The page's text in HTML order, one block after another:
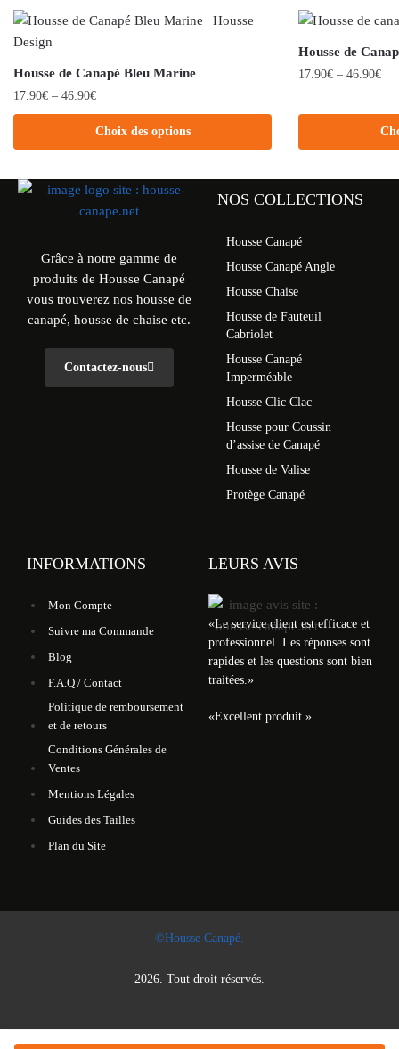
Housse de Canapé Bleu Marine
17.90€ – 46.90€
Choix des options
Housse de
17.90€ – 46.90€
Grâce à notre gamme de
produits de Housse Canapé
vous trouverez nos housse de
canapé, housse de chaise etc.
Contactez-nous
NOS COLLECTIONS
Housse Canapé
Housse Canapé Angle
Housse Chaise
Housse de Fauteuil
Cabriolet
Housse Canapé
Imperméable
Housse Clic Clac
Housse pour Coussin
d’assise de Canapé
Housse de Valise
Protège Canapé
INFORMATIONS
Mon Compte
Suivre ma Commande
Blog
F.A.Q / Contact
Politique de remboursement
et de retours
Conditions Générales de
Ventes
Mentions Légales
Guides des Tailles
Plan du Site
LEURS AVIS
«Le service client est efficace et
professionnel. Les réponses sont
rapides et les questions sont bien
traitées.»
«Excellent produit.»
©Housse Canapé.
2026. Tout droit réservés.